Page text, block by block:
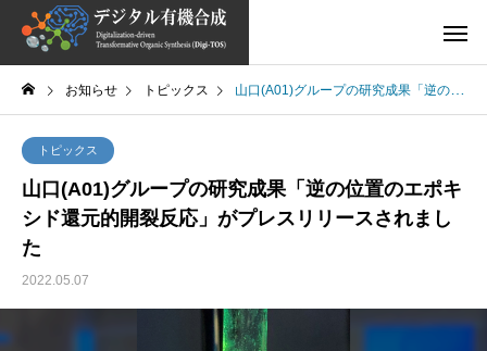
お知らせ トピックス 山口(A01)グループの研究成果「逆の位置のエポキシド還元的開裂反応」がプレスリリースされました
トピックス
山口(A01)グループの研究成果「逆の位置のエポキ
シド還元的開裂反応」がプレスリリースされまし
た
2022.05.07